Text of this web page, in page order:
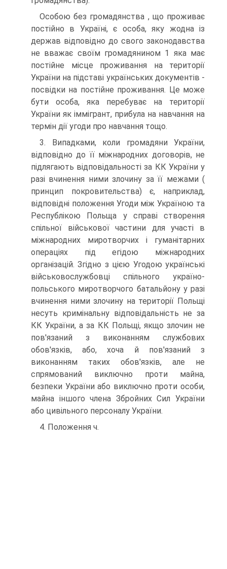
Особою без громадянства , що проживає
постійно в Україні, є особа, яку жодна із
держав відповідно до свого законодавства
не вважає своїм громадянином 1 яка має
постійне місце проживання на території
України на підставі українських документів -
посвідки на постійне проживання. Це може
бути особа, яка перебуває на території
України як іммігрант, прибула на навчання на
термін дії угоди про навчання тощо.
3. Випадками, коли громадяни України,
відповідно до її міжнародних договорів, не
підлягають відповідальності за КК України у
разі вчинення ними злочину за її межами (
принцип покровительства) є, наприклад,
відповідні положення Угоди між Україною та
Республікою Польща у справі створення
спільної військової частини для участі в
міжнародних миротворчих і гуманітарних
операціях під егідою міжнародних
організацій. Згідно з цією Угодою українські
військовослужбовці спільного україно-
польського миротворчого батальйону у разі
вчинення ними злочину на території Польщі
несуть кримінальну відповідальність не за
КК України, а за КК Польщі, якщо злочин не
пов'язаний з виконанням службових
обов'язків, або, хоча й пов'язаний з
виконанням таких обов'язків, але не
спрямований виключно проти майна,
безпеки України або виключно проти особи,
майна іншого члена Збройних Сил України
або цивільного персоналу України.
4. Положення ч.